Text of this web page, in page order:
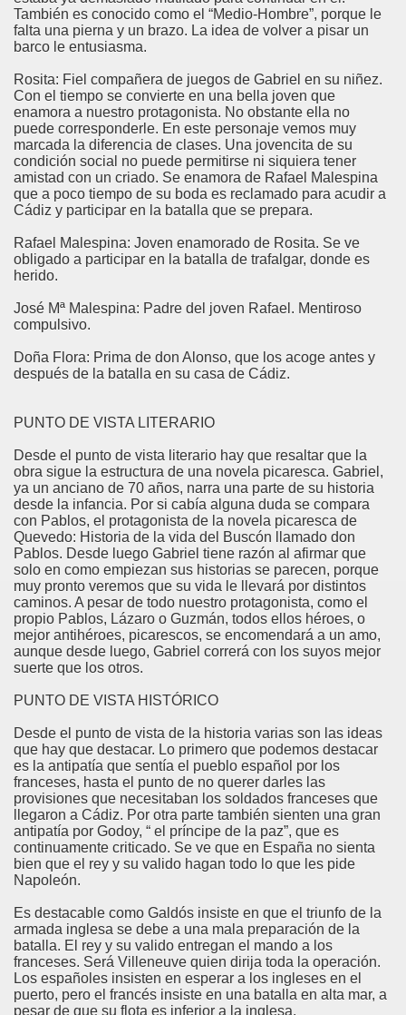
También es conocido como el “Medio-Hombre”, porque le
falta una pierna y un brazo. La idea de volver a pisar un
barco le entusiasma.
Rosita: Fiel compañera de juegos de Gabriel en su niñez.
Con el tiempo se convierte en una bella joven que
enamora a nuestro protagonista. No obstante ella no
puede corresponderle. En este personaje vemos muy
marcada la diferencia de clases. Una jovencita de su
condición social no puede permitirse ni siquiera tener
amistad con un criado. Se enamora de Rafael Malespina
que a poco tiempo de su boda es reclamado para acudir a
Cádiz y participar en la batalla que se prepara.
Rafael Malespina: Joven enamorado de Rosita. Se ve
obligado a participar en la batalla de trafalgar, donde es
herido.
José Mª Malespina: Padre del joven Rafael. Mentiroso
compulsivo.
Doña Flora: Prima de don Alonso, que los acoge antes y
después de la batalla en su casa de Cádiz.
PUNTO DE VISTA LITERARIO
Desde el punto de vista literario hay que resaltar que la
obra sigue la estructura de una novela picaresca. Gabriel,
ya un anciano de 70 años, narra una parte de su historia
desde la infancia. Por si cabía alguna duda se compara
con Pablos, el protagonista de la novela picaresca de
Quevedo: Historia de la vida del Buscón llamado don
Pablos. Desde luego Gabriel tiene razón al afirmar que
solo en como empiezan sus historias se parecen, porque
muy pronto veremos que su vida le llevará por distintos
caminos. A pesar de todo nuestro protagonista, como el
propio Pablos, Lázaro o Guzmán, todos ellos héroes, o
mejor antihéroes, picarescos, se encomendará a un amo,
aunque desde luego, Gabriel correrá con los suyos mejor
suerte que los otros.
PUNTO DE VISTA HISTÓRICO
Desde el punto de vista de la historia varias son las ideas
que hay que destacar. Lo primero que podemos destacar
es la antipatía que sentía el pueblo español por los
franceses, hasta el punto de no querer darles las
provisiones que necesitaban los soldados franceses que
llegaron a Cádiz. Por otra parte también sienten una gran
antipatía por Godoy, “ el príncipe de la paz”, que es
continuamente criticado. Se ve que en España no sienta
bien que el rey y su valido hagan todo lo que les pide
Napoleón.
Es destacable como Galdós insiste en que el triunfo de la
armada inglesa se debe a una mala preparación de la
batalla. El rey y su valido entregan el mando a los
franceses. Será Villeneuve quien dirija toda la operación.
Los españoles insisten en esperar a los ingleses en el
puerto, pero el francés insiste en una batalla en alta mar, a
pesar de que su flota es inferior a la inglesa.